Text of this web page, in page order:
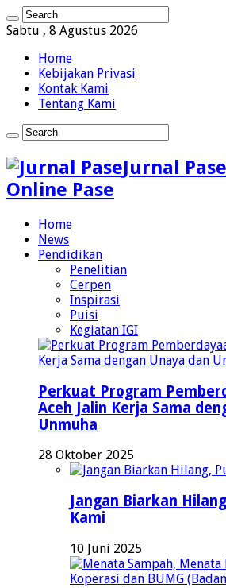
Sabtu , 8 Agustus 2026
Home
Kebijakan Privasi
Kontak Kami
Tentang Kami
Jurnal
Online Pase
Home
News
Pendidikan
Penelitian
Cerpen
Inspirasi
Puisi
Kegiatan IGI
Perkuat Program
Aceh Jalin Kerja Sama
Unmuha
28 Oktober 2025
Jangan Biarkan
Kami
10 Juni 2025